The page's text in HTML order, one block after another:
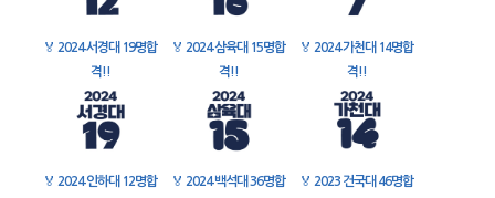
🏅 2024 서경대 19명합
격!!
🏅 2024 삼육대 15명합
격!!
🏅 2024 가천대 14명합
격!!
🏅 2024 인하대 12명합
🏅 2024 백석대 36명합
🏅 2023 건국대 46명합